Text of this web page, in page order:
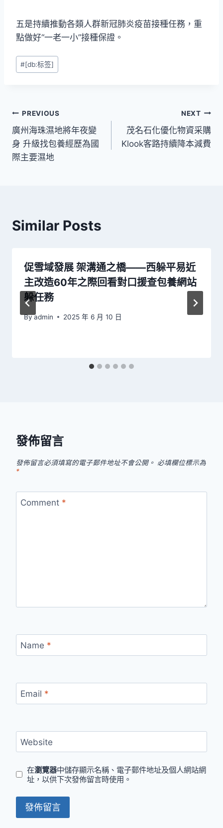
五是持續推動各類人群新冠肺炎疫苗接種任務，重
點做好“一老一小”接種保證。
Post
Tags:
#[db:标签]
文
章
導
PREVIOUS
廣州海珠濕地將年夜變
身 升級找包養經歷為國
際主要濕地
NEXT
茂名石化優化物資采購
Klook客路持續降本減費
Similar Posts
促雪域發展 架溝通之橋——西躲平易近
主改造60年之際回看對口援查包養網站
躲任務
Byadmin 2025 年 6 月 10 日
發佈留言
發佈留言必須填寫的電子郵件地址不會公開。 必填欄位標示為
*
Comment *
Name *
Email *
Website
在瀏覽器中儲存顯示名稱、電子郵件地址及個人網站網
址，以供下次發佈留言時使用。